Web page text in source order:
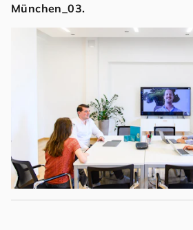
München_03.